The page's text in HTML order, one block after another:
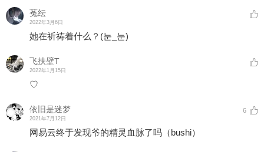
菟纭
2022年3月6日
她在祈祷着什么？(눈_눈)
飞扶壁T
2022年1月15日
♡
依旧是迷梦
2021年7月12日
6
网易云终于发现爷的精灵血脉了吗（bushi）